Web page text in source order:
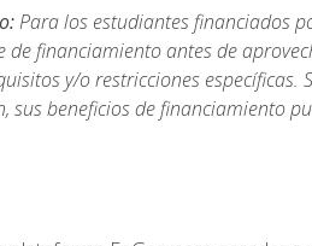
Para los estudiantes financiados
de financiamiento antes de
y/o restricciones
beneficios de financiamiento